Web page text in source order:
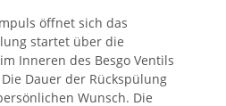
öffnet sich das
startet über die
Inneren des Besgo Ventils
Dauer der Rückspülung
Wunsch. Die